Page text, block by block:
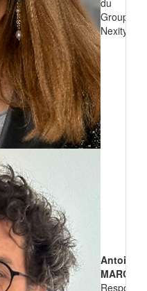
Groupe
Nexity
Antoine